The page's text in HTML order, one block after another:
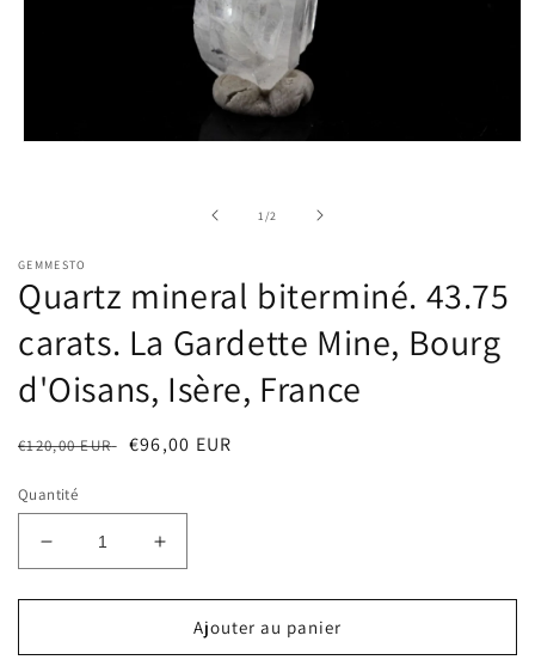
fenêtre
1/de2
GEMMESTO
Quartz mineral biterminé. 43.75
carats. La Gardette Mine, Bourg
d'Oisans, Isère, France
Prix
€120,00 EUR
Prix
€96,00 EUR
Quantité
Réduire
la
quantité
Quartz
Augmenter
la
quantité
Quartz
Ajouter au panier